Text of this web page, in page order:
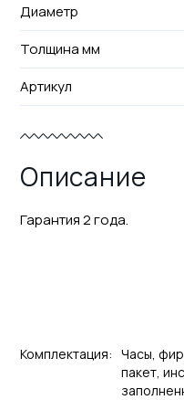
Диаметр
Толщина мм
Артикул
Описание
Гарантия 2 года.
Комплектация: Часы,
пакет,